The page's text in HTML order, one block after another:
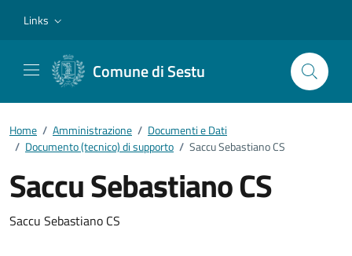
Links
Comune di Sestu
Home / Amministrazione / Documenti e Dati
/ Documento (tecnico) di supporto / Saccu Sebastiano CS
Saccu Sebastiano CS
Dettagli del documento
Saccu Sebastiano CS